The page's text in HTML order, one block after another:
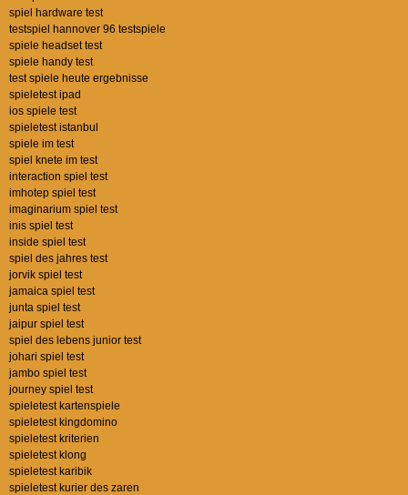
spiel hardware test
testspiel hannover 96 testspiele
spiele headset test
spiele handy test
test spiele heute ergebnisse
spieletest ipad
ios spiele test
spieletest istanbul
spiele im test
spiel knete im test
interaction spiel test
imhotep spiel test
imaginarium spiel test
inis spiel test
inside spiel test
spiel des jahres test
jorvik spiel test
jamaica spiel test
junta spiel test
jaipur spiel test
spiel des lebens junior test
johari spiel test
jambo spiel test
journey spiel test
spieletest kartenspiele
spieletest kingdomino
spieletest kriterien
spieletest klong
spieletest karibik
spieletest kurier des zaren